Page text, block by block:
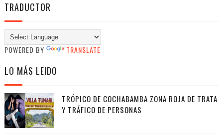
TRADUCTOR
POWERED BY TRANSLATE
LO MÁS LEIDO
TRÓPICO DE COCHABAMBA ZONA ROJA DE TRATA
Y TRÁFICO DE PERSONAS